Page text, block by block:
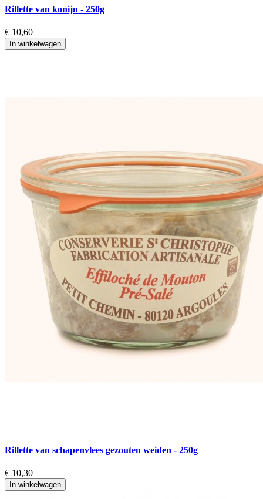
Rillette van konijn - 250g
€ 10,60
In winkelwagen
Rillette van schapenvlees gezouten weiden - 250g
€ 10,30
In winkelwagen